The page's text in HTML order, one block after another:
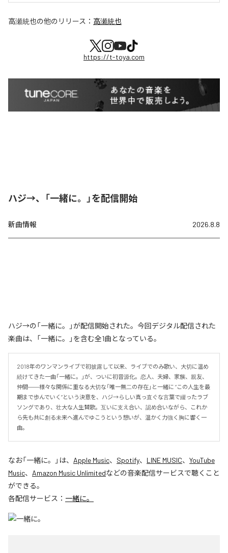
高瀬統也の他のリリース： 高瀬統也
https://t-toya.com
ハジ→、「一緒に。」を配信開始
新曲情報 2026.8.8
ハジ→の「一緒に。」が配信開始された。今回デジタル配信された
楽曲は、「一緒に。」を含む全1曲となっている。
2018年のワンマンライブで初披露して以来、ライブでのみ歌い、大切に温め
続けてきた一曲「一緒に。」が、ついに初音源化。恋人、夫婦、家族、親友、
仲間――様々な関係に重なる大切な「唯一無二の存在」と一緒に “この人生を最
期まで歩んでいく”という決意を、ハジ→らしい真っ直ぐな言葉で綴ったラブ
ソングであり、壮大な人生賛歌。互いに支え合い、認め合いながら、これか
ら先も共に創る未来へ進んでゆこうという想いが、温かく力強く胸に響く一
曲。
なお「一緒に。 」は、 Apple Music、 Spotify、 LINE MUSIC、 YouTube
Music、 Amazon Music Unlimitedなどの音楽配信サービスで聴くこと
ができる。
各配信サービス： 一緒に。